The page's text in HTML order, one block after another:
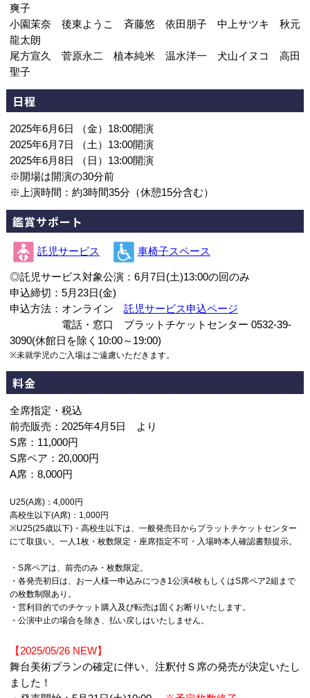
爽子
小園茉奈 後東ようこ 斉藤悠 依田朋子 中上サツキ 秋元
龍太朗
尾方宣久 菅原永二 植本純米 温水洋一 犬山イヌコ 高田
聖子
日程
2025年6月6日 （金）18:00開演
2025年6月7日 （土）13:00開演
2025年6月8日 （日）13:00開演
※開場は開演の30分前
※上演時間：約3時間35分（休憩15分含む）
鑑賞サポート
託児サービス 車椅子スペース
◎託児サービス対象公演：6月7日(土)13:00の回のみ
申込締切：5月23日(金)
申込方法：オンライン 託児サービス申込ページ
電話・窓口 プラットチケットセンター 0532-39-
3090(休館日を除く10:00～19:00)
※未就学児のご入場はご遠慮いただきます。
料金
全席指定・税込
前売販売：2025年4月5日 より
S席：11,000円
S席ペア：20,000円
A席：8,000円
U25(A席)：4,000円
高校生以下(A席)：1,000円
※U25(25歳以下)・高校生以下は、一般発売日からプラットチケットセンター
にて取扱い。一人1枚・枚数限定・座席指定不可・入場時本人確認書類提示。
・S席ペアは、前売のみ・枚数限定。
・各発売初日は、お一人様一申込みにつき1公演4枚もしくはS席ペア2組まで
の枚数制限あり。
・営利目的でのチケット購入及び転売は固くお断りいたします。
・公演中止の場合を除き、払い戻しはいたしません。
【2025/05/26 NEW】
舞台美術プランの確定に伴い、注釈付Ｓ席の発売が決定いたし
ました！